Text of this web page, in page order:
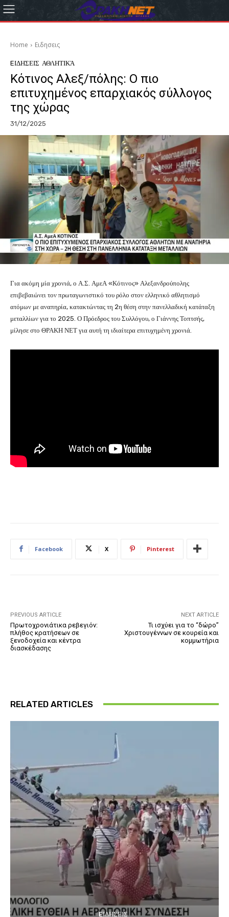
Home Eιδησεις
EΙΔΗΣΕΙΣ ΑΘΛΗΤΙΚΆ
Κότινος Αλεξ/πόλης: Ο πιο
επιτυχημένος επαρχιακός σύλλογος
της χώρας
31/12/2025
Για ακόμη μία χρονιά, ο Α.Σ. ΑμεΑ «Κότινος» Αλεξανδρούπολης
επιβεβαιώνει τον πρωταγωνιστικό του ρόλο στον ελληνικό αθλητισμό
ατόμων με αναπηρία, κατακτώντας τη 2η θέση στην πανελλαδική κατάταξη
μεταλλίων για το 2025. Ο Πρόεδρος του Συλλόγου, ο Γιάννης Τοπτσής,
μίλησε στο ΘΡΑΚΗ ΝΕΤ για αυτή τη ιδιαίτερα επιτυχημένη χρονιά.
Facebook X Pinterest
PREVIOUS ARTICLE
Πρωτοχρονιάτικα ρεβεγιόν:
πλήθος κρατήσεων σε
ξενοδοχεία και κέντρα
διασκέδασης
NEXT ARTICLE
Τι ισχύει για το “δώρο”
Χριστουγέννων σε κουρεία και
κομμωτήρια
RELATED ARTICLES
EΙΔΗΣΕΙΣ